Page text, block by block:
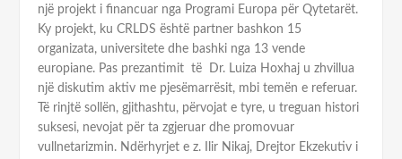
një projekt i financuar nga Programi Europa për Qytetarët.
Ky projekt, ku CRLDS është partner bashkon 15
organizata, universitete dhe bashki nga 13 vende
europiane. Pas prezantimit të Dr. Luiza Hoxhaj u zhvillua
një diskutim aktiv me pjesëmarrësit, mbi temën e referuar.
Të rinjtë sollën, gjithashtu, përvojat e tyre, u treguan histori
suksesi, nevojat për ta zgjeruar dhe promovuar
vullnetarizmin. Ndërhyrjet e z. Ilir Nikaj, Drejtor Ekzekutiv i